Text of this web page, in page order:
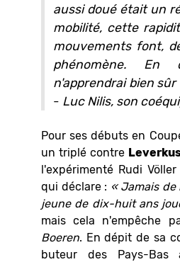
aussi doué était un
mobilité, cette
mouvements font,
phénomène. En
n'apprendrai bien
- Luc Nilis, son
Pour ses débuts en
un triplé contre
l'expérimenté Rudi
qui déclare : « Jamais de
jeune de dix-huit ans
mais cela n'empêche
Boeren. En dépit de sa
buteur des Pays-Bas